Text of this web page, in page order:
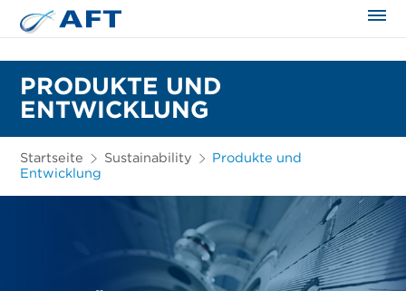
PRODUKTE UND
ENTWICKLUNG
Startseite Sustainability
Produkte und
Entwicklung